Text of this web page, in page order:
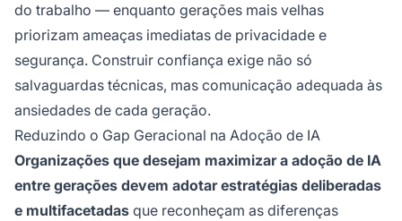
do trabalho — enquanto gerações mais velhas
priorizam ameaças imediatas de privacidade e
segurança. Construir confiança exige não só
salvaguardas técnicas, mas comunicação adequada às
ansiedades de cada geração.
Reduzindo o Gap Geracional na Adoção de IA
Organizações que desejam maximizar a adoção de IA
entre gerações devem adotar estratégias deliberadas
e multifacetadas que reconheçam as diferenças